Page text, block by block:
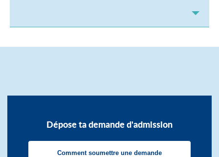
Dépose ta demande d'admission
Comment soumettre une demande